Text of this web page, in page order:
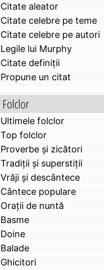
Citate aleator
Citate celebre pe teme
Citate celebre pe autori
Legile lui Murphy
Citate definiţii
Propune un citat
Folclor
Ultimele folclor
Top folclor
Proverbe și zicători
Tradiții și superstiții
Vrăji și descântece
Cântece populare
Orații de nuntă
Basme
Doine
Balade
Ghicitori